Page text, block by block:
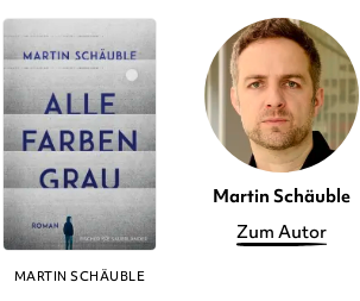
We need your consent to load the
Google Maps service!
This content is not permitted to load due to
trackers that are not disclosed to the visitor. The
website owner needs to setup the site with their
CMP to add this content to the list of
technologies used.
Powered by
MARTIN SCHÄUBLE
Martin Schäuble
Zum Autor